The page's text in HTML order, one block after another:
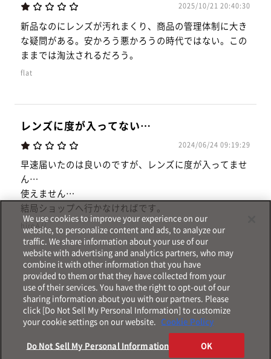
2025/10/21 20:40:30
新品なのにレンズが汚れまくり、商品の管理体制に大き
な疑問がある。安かろう悪かろうの時代ではない。この
ままでは淘汰されるだろう。
flat
レンズに度が入ってない…
2024/06/24 09:19:29
早速届いたのは良いのですが、レンズに度が入ってませ
ん…
使えません…
結局ショップへ行かなければです。
hiroA//
We use cookies to improve your experience on our
website, to personalize content and ads, to analyze our
traffic. We share information about your use of our
website with advertising and analytics partners, who may
combine it with other information that you have
provided to them or that they have collected from your
use of their services. You have the right to opt-out of our
sharing information about you with our partners. Please
click [Do Not Sell My Personal Information] to customize
your cookie settings on our website. Cookie Policy
Do Not Sell My Personal Information OK